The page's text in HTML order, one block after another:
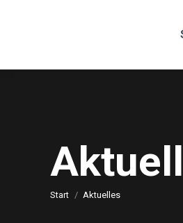
Sie befinden sich hier:
Start Aktuelles